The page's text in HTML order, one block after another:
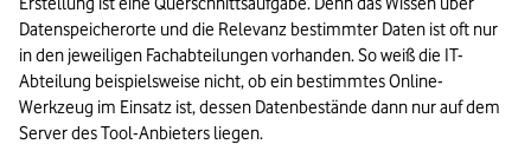
Datenspeicherorte und die Relevanz bestimmter Daten ist oft nur
in den jeweiligen Fachabteilungen vorhanden. So weiß die IT-
Abteilung beispielsweise nicht, ob ein bestimmtes Online-
Werkzeug im Einsatz ist, dessen Datenbestände dann nur auf dem
Server des Tool-Anbieters liegen.